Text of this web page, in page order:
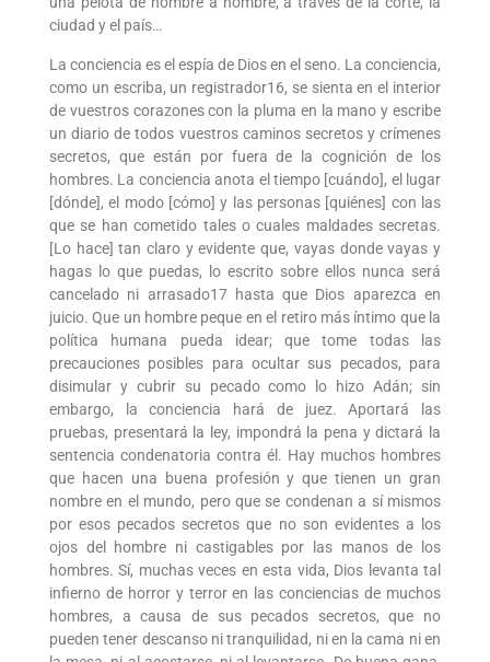
ciudad y el país…
La conciencia es el espía de Dios en el seno. La conciencia,
como un escriba, un registrador16, se sienta en el interior
de vuestros corazones con la pluma en la mano y escribe
un diario de todos vuestros caminos secretos y crímenes
secretos, que están por fuera de la cognición de los
hombres. La conciencia anota el tiempo [cuándo], el lugar
[dónde], el modo [cómo] y las personas [quiénes] con las
que se han cometido tales o cuales maldades secretas.
[Lo hace] tan claro y evidente que, vayas donde vayas y
hagas lo que puedas, lo escrito sobre ellos nunca será
cancelado ni arrasado17 hasta que Dios aparezca en
juicio. Que un hombre peque en el retiro más íntimo que la
política humana pueda idear; que tome todas las
precauciones posibles para ocultar sus pecados, para
disimular y cubrir su pecado como lo hizo Adán; sin
embargo, la conciencia hará de juez. Aportará las
pruebas, presentará la ley, impondrá la pena y dictará la
sentencia condenatoria contra él. Hay muchos hombres
que hacen una buena profesión y que tienen un gran
nombre en el mundo, pero que se condenan a sí mismos
por esos pecados secretos que no son evidentes a los
ojos del hombre ni castigables por las manos de los
hombres. Sí, muchas veces en esta vida, Dios levanta tal
infierno de horror y terror en las conciencias de muchos
hombres, a causa de sus pecados secretos, que no
pueden tener descanso ni tranquilidad, ni en la cama ni en